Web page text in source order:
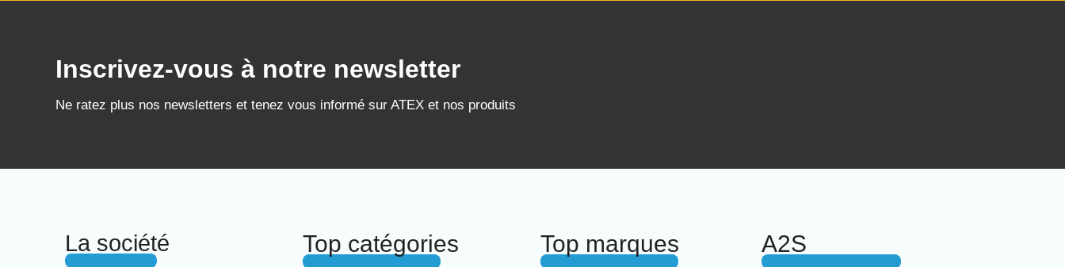
Inscrivez-vous à notre newsletter
Ne ratez plus nos newsletters et tenez vous informé sur ATEX et nos produits
La société Top catégories Top marques A2S